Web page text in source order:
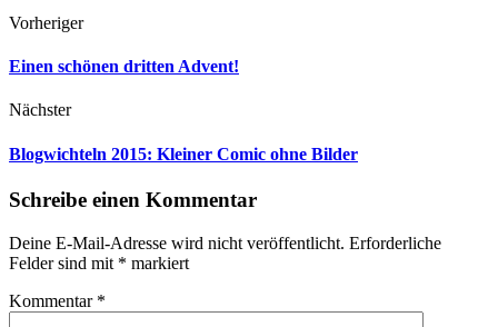
Vorheriger
Einen schönen dritten Advent!
Nächster
Blogwichteln 2015: Kleiner Comic ohne Bilder
Schreibe einen Kommentar
Deine E-Mail-Adresse wird nicht veröffentlicht. Erforderliche
Felder sind mit * markiert
Kommentar *